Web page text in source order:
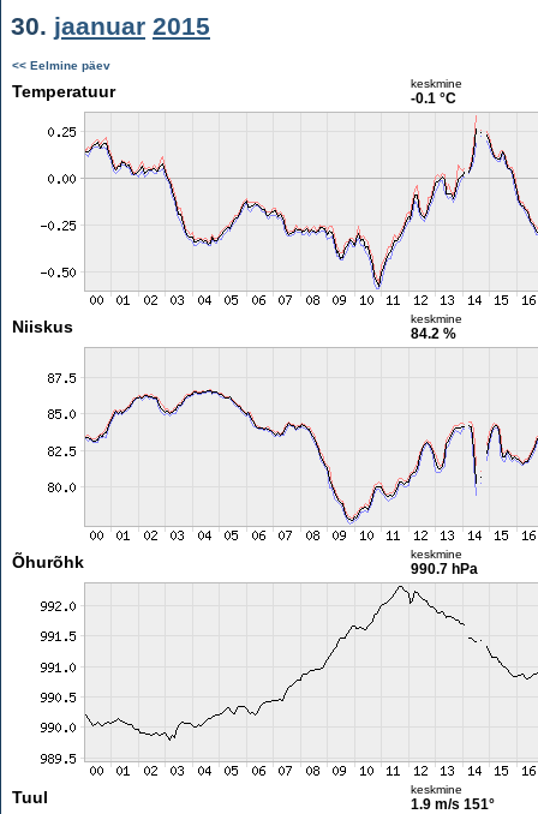
30. jaanuar 2015
<< Eelmine päev
Temperatuur keskmine
-0.1 °C
Niiskus keskmine
84.2 %
Õhurõhk keskmine
990.7 hPa
Tuul keskmine
1.9 m/s 151°